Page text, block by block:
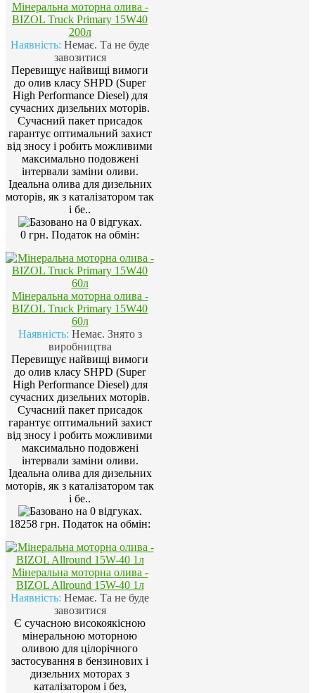
Мінеральна моторна олива -
BIZOL Truck Primary 15W40
200л
Наявність: Немає. Та не буде
завозитися
Перевищує найвищі вимоги
до олив класу SHPD (Super
High Performance Diesel) для
сучасних дизельних моторів.
Сучасний пакет присадок
гарантує оптимальний захист
від зносу і робить можливими
максимально подовжені
інтервали заміни оливи.
Ідеальна олива для дизельних
моторів, як з каталізатором так
і бе..
0 грн. Податок на обмін:
Мінеральна моторна олива -
BIZOL Truck Primary 15W40
60л
Наявність: Немає. Знято з
виробництва
Перевищує найвищі вимоги
до олив класу SHPD (Super
High Performance Diesel) для
сучасних дизельних моторів.
Сучасний пакет присадок
гарантує оптимальний захист
від зносу і робить можливими
максимально подовжені
інтервали заміни оливи.
Ідеальна олива для дизельних
моторів, як з каталізатором так
і бе..
18258 грн. Податок на обмін:
Мінеральна моторна олива -
BIZOL Allround 15W-40 1л
Наявність: Немає. Та не буде
завозитися
Є сучасною високоякісною
мінеральною моторною
оливою для цілорічного
застосування в бензинових і
дизельних моторах з
каталізатором і без,